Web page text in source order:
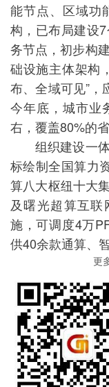
能节点、区域功
构，已布局建设
务节点，初步构
础设施主体架构
布、全域可见”，
今年底，城市业
右，覆盖80%的
组织建设一体
标绘制全国算力
算八大枢纽十大
及曙光超算互
施，可调度4万
供40余款通算、
更